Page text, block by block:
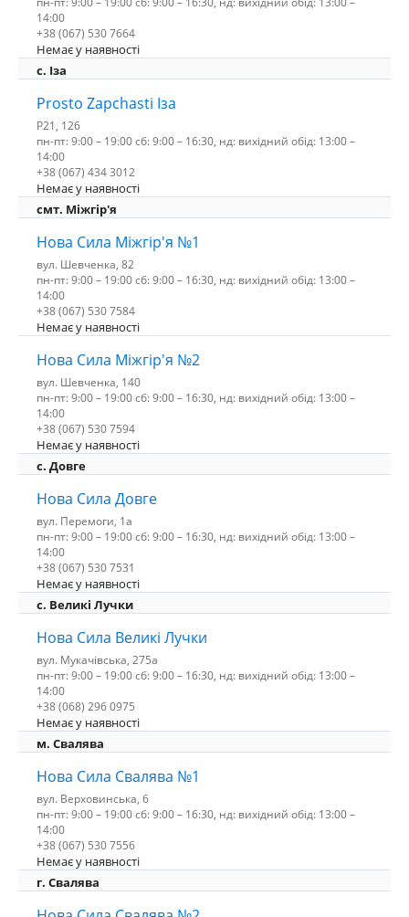
14:00
+38 (067) 530 7664
Немає у наявності
c. Іза
Prosto Zapchasti Іза
P21, 126
пн-пт: 9:00 – 19:00 сб: 9:00 – 16:30, нд: вихідний обід: 13:00 –
14:00
+38 (067) 434 3012
Немає у наявності
смт. Міжгір'я
Нова Сила Міжгір'я №1
вул. Шевченка, 82
пн-пт: 9:00 – 19:00 сб: 9:00 – 16:30, нд: вихідний обід: 13:00 –
14:00
+38 (067) 530 7584
Немає у наявності
Нова Сила Міжгір'я №2
вул. Шевченка, 140
пн-пт: 9:00 – 19:00 сб: 9:00 – 16:30, нд: вихідний обід: 13:00 –
14:00
+38 (067) 530 7594
Немає у наявності
с. Довге
Нова Сила Довге
вул. Перемоги, 1а
пн-пт: 9:00 – 19:00 сб: 9:00 – 16:30, нд: вихідний обід: 13:00 –
14:00
+38 (067) 530 7531
Немає у наявності
c. Великі Лучки
Нова Сила Великі Лучки
вул. Мукачівська, 275а
пн-пт: 9:00 – 19:00 сб: 9:00 – 16:30, нд: вихідний обід: 13:00 –
14:00
+38 (068) 296 0975
Немає у наявності
м. Свалява
Нова Сила Свалява №1
вул. Верховинська, 6
пн-пт: 9:00 – 19:00 сб: 9:00 – 16:30, нд: вихідний обід: 13:00 –
14:00
+38 (067) 530 7556
Немає у наявності
г. Свалява